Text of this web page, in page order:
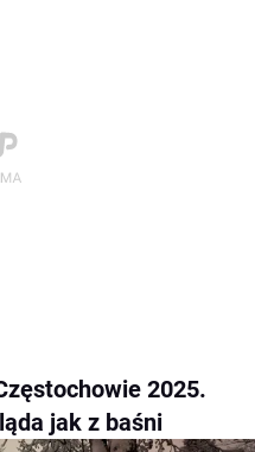
2025.
jak z baśni